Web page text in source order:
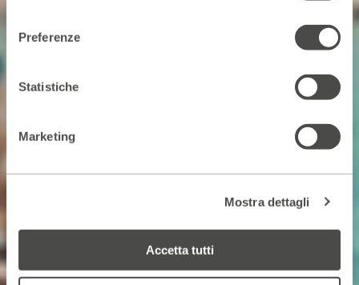
consenso
Preferenze
Statistiche
Marketing
Mostra dettagli
Accetta tutti